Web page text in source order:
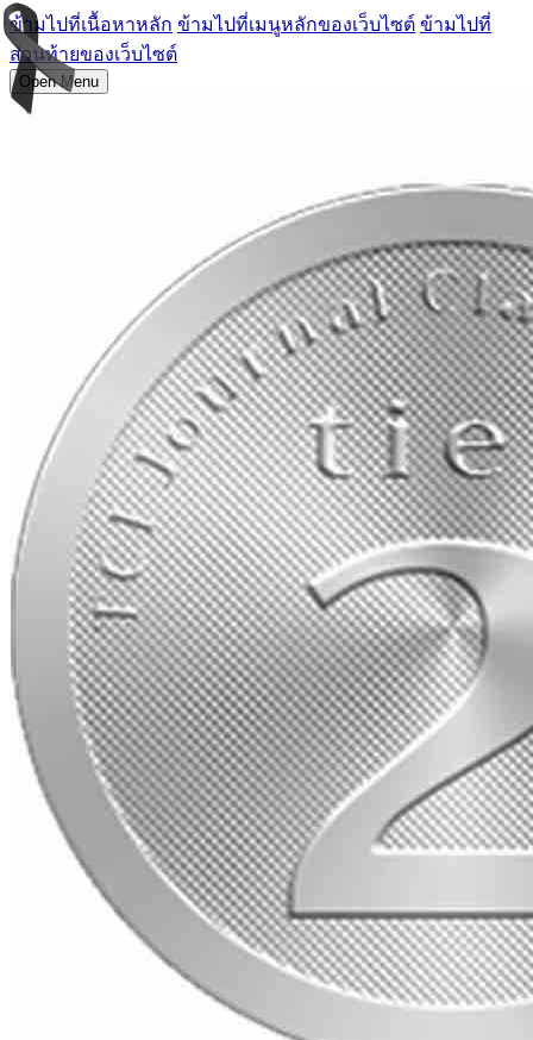
ข้ามไปที่เนื้อหาหลัก ข้ามไปที่เมนูหลักของเว็บไซต์ ข้ามไปที่
ส่วนท้ายของเว็บไซต์
Open Menu